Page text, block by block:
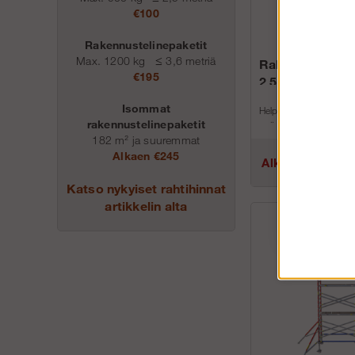
€100
Rakennustelinepaketit
Max. 1200 kg
≤ 3,6 metriä
€195
Isommat
rakennustelinepaketit
182 m² ja suuremmat
Alkaen €245
Katso nykyiset rahtihinnat
artikkelin alta
Rakennusteline
2,5 m (5,5 m x
Helposti liikuteltava
pyörillä,
Alk.€3 010.75